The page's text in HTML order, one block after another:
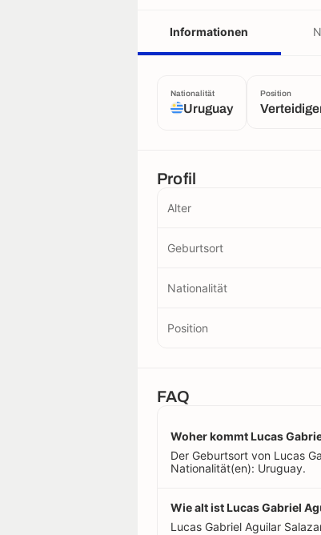
Informationen
Nationalität
Uruguay
Position
Profil
Alter
Geburtsort
Nationalität
Position
FAQ
Woher kommt Lucas
Der Geburtsort von Lucas
Nationalität(en): Uruguay.
Wie alt ist Lucas Gabriel
Lucas Gabriel Aguilar